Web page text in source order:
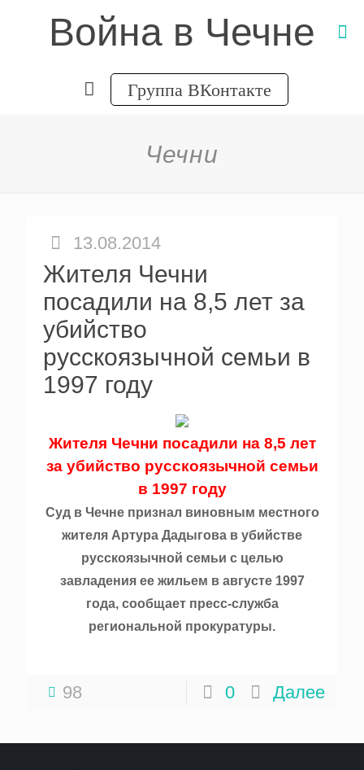
Война в Чечне
Группа ВКонтакте
Чечни
13.08.2014
Жителя Чечни
посадили на 8,5 лет за
убийство
русскоязычной семьи в
1997 году
Жителя Чечни посадили на 8,5 лет
за убийство русскоязычной семьи
в 1997 году
Суд в Чечне признал виновным местного
жителя Артура Дадыгова в убийстве
русскоязычной семьи с целью
завладения ее жильем в августе 1997
года, сообщает пресс-служба
региональной прокуратуры.
98 0 Далее